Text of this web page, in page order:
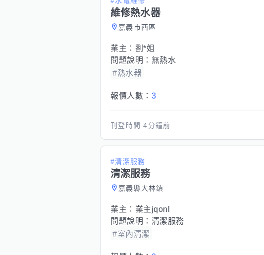
維修熱水器
嘉義市西區
業主： 劉*姐
問題說明： 無熱水
#熱水器
報價人數： 3
刊登時間4分鐘前
#清潔服務
清潔服務
嘉義縣大林鎮
業主： 業主jqonl
問題說明： 清潔服務
#室內清潔